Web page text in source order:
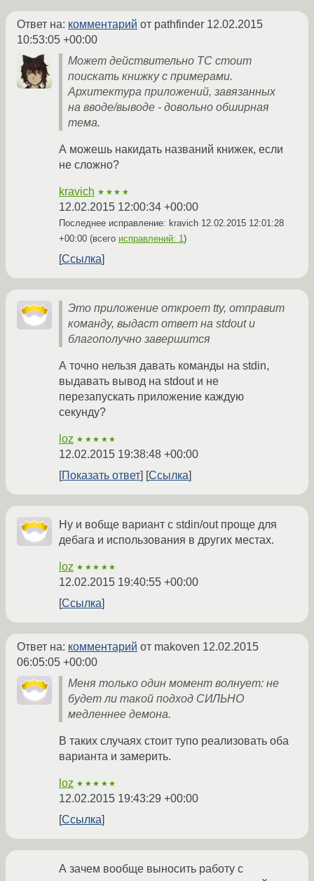
Ответ на: комментарий от pathfinder 12.02.2015
10:53:05 +00:00
Может действительно ТС стоит
поискать книжку с примерами.
Архитектура приложений, завязанных
на вводе/выводе - довольно обширная
тема.
А можешь накидать названий книжек, если
не сложно?
kravich ★★★★
12.02.2015 12:00:34 +00:00
Последнее исправление: kravich 12.02.2015 12:01:28
+00:00 (всего исправлений: 1)
Ссылка
Это приложение откроет tty, отправит
команду, выдаст ответ на stdout и
благополучно завершится
А точно нельзя давать команды на stdin,
выдавать вывод на stdout и не
перезапускать приложение каждую
секунду?
loz ★★★★★
12.02.2015 19:38:48 +00:00
Показать ответ
Ссылка
Ну и вобще вариант с stdin/out проще для
дебага и использования в других местах.
loz ★★★★★
12.02.2015 19:40:55 +00:00
Ссылка
Ответ на: комментарий от makoven 12.02.2015
06:05:05 +00:00
Меня только один момент волнует: не
будет ли такой подход СИЛЬНО
медленнее демона.
В таких случаях стоит тупо реализовать оба
варианта и замерить.
loz ★★★★★
12.02.2015 19:43:29 +00:00
Ссылка
А зачем вообще выносить работу с